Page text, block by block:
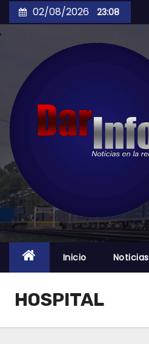
to
02/08/2026 23:08
Inicio Noticias
HOSPITAL